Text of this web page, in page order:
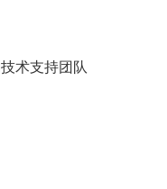
术支持团队